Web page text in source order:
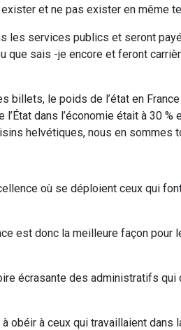
et ne pas exister en même
les services publics et seront
que sais -je encore et feront
billets, le poids de l’état en
dans l’économie était à 30 %
helvétiques, nous en sommes
où se déploient ceux qui
est donc la meilleure façon pour
écrasante des administratifs qui
obéir à ceux qui travaillaient dans